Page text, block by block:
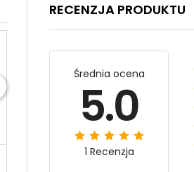
RECENZJA PRODUKTU
Średnia ocena
5.0
1 Recenzja